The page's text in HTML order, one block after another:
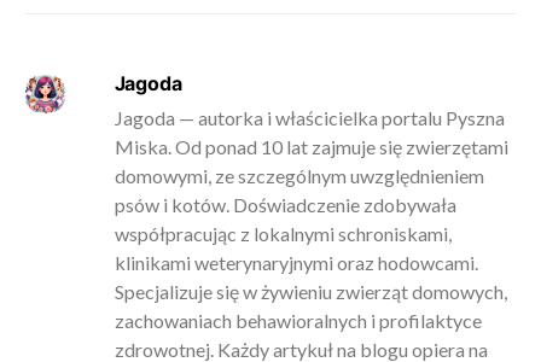
Jagoda
Jagoda — autorka i właścicielka portalu Pyszna
Miska. Od ponad 10 lat zajmuje się zwierzętami
domowymi, ze szczególnym uwzględnieniem
psów i kotów. Doświadczenie zdobywała
współpracując z lokalnymi schroniskami,
klinikami weterynaryjnymi oraz hodowcami.
Specjalizuje się w żywieniu zwierząt domowych,
zachowaniach behawioralnych i profilaktyce
zdrowotnej. Każdy artykuł na blogu opiera na